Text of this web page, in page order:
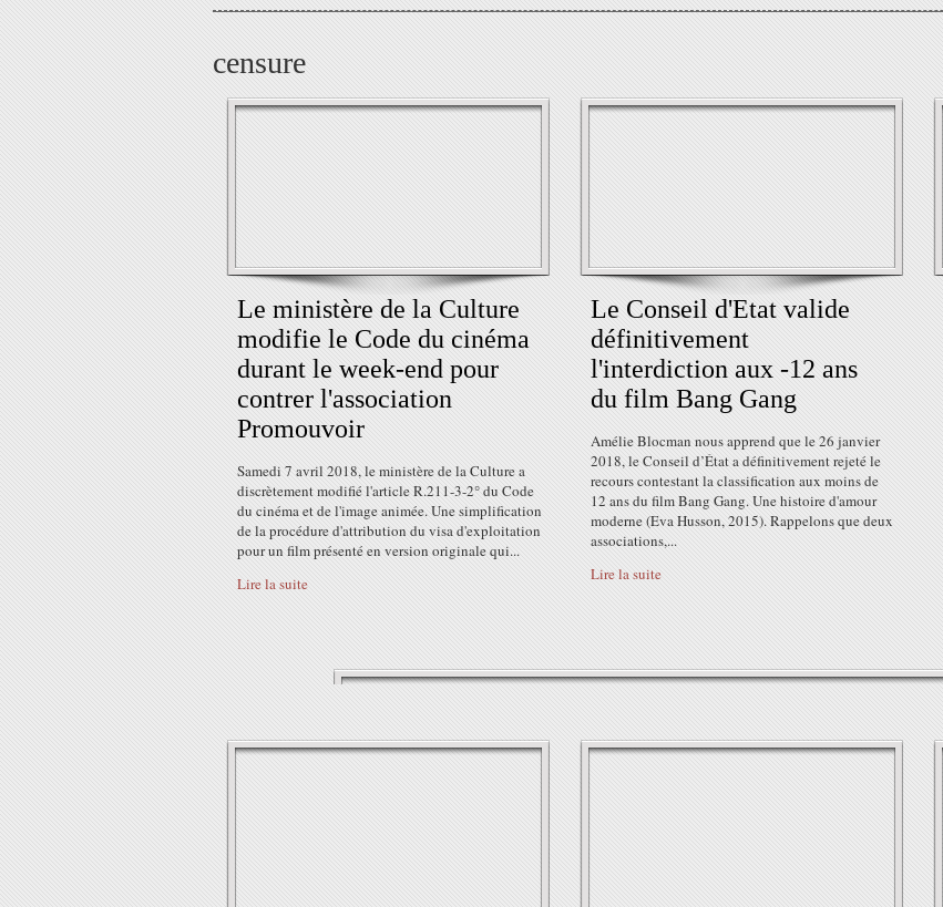
censure
Le ministère de la Culture
modifie le Code du cinéma
durant le week-end pour
contrer l'association
Promouvoir
Samedi 7 avril 2018, le ministère de la Culture a
discrètement modifié l'article R.211-3-2° du Code
du cinéma et de l'image animée. Une simplification
de la procédure d'attribution du visa d'exploitation
pour un film présenté en version originale qui...
Lire la suite
Le Conseil d'Etat valide
définitivement
l'interdiction aux -12 ans
du film Bang Gang
Amélie Blocman nous apprend que le 26 janvier
2018, le Conseil d’État a définitivement rejeté le
recours contestant la classification aux moins de
12 ans du film Bang Gang. Une histoire d'amour
moderne (Eva Husson, 2015). Rappelons que deux
associations,...
Lire la suite